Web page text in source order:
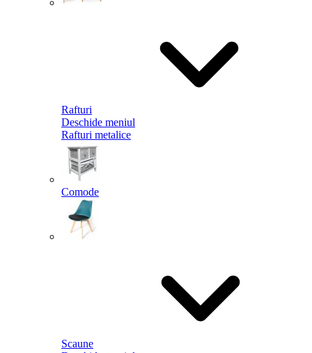
Rafturi
Deschide meniul
Rafturi metalice
Comode
Scaune